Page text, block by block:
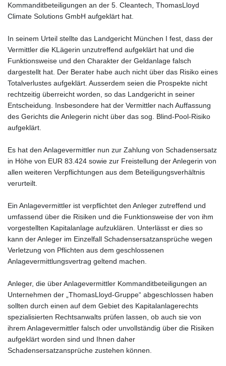
Kommanditbeteiligungen an der 5. Cleantech, ThomasLloyd
Climate Solutions GmbH aufgeklärt hat.
In seinem Urteil stellte das Landgericht München I fest, dass der
Vermittler die KLägerin unzutreffend aufgeklärt hat und die
Funktionsweise und den Charakter der Geldanlage falsch
dargestellt hat. Der Berater habe auch nicht über das Risiko eines
Totalverlustes aufgeklärt. Ausserdem seien die Prospekte nicht
rechtzeitig überreicht worden, so das Landgericht in seiner
Entscheidung. Insbesondere hat der Vermittler nach Auffassung
des Gerichts die Anlegerin nicht über das sog. Blind-Pool-Risiko
aufgeklärt.
Es hat den Anlagevermittler nun zur Zahlung von Schadensersatz
in Höhe von EUR 83.424 sowie zur Freistellung der Anlegerin von
allen weiteren Verpflichtungen aus dem Beteiligungsverhältnis
verurteilt.
Ein Anlagevermittler ist verpflichtet den Anleger zutreffend und
umfassend über die Risiken und die Funktionsweise der von ihm
vorgestellten Kapitalanlage aufzuklären. Unterlässt er dies so
kann der Anleger im Einzelfall Schadensersatzansprüche wegen
Verletzung von Pflichten aus dem geschlossenen
Anlagevermittlungsvertrag geltend machen.
Anleger, die über Anlagevermittler Kommanditbeteiligungen an
Unternehmen der „ThomasLloyd-Gruppe“ abgeschlossen haben
sollten durch einen auf dem Gebiet des Kapitalanlagerechts
spezialisierten Rechtsanwalts prüfen lassen, ob auch sie von
ihrem Anlagevermittler falsch oder unvollständig über die Risiken
aufgeklärt worden sind und Ihnen daher
Schadensersatzansprüche zustehen können.